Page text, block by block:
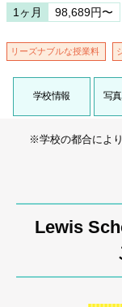
1ヶ月
98,689円〜
リーズナブルな授業料
学校情報 写
※学校の都合によ
Lewis